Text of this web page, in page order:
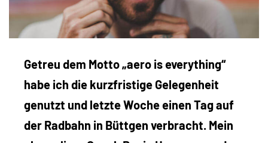
Getreu dem Motto „aero is everything“
habe ich die kurzfristige Gelegenheit
genutzt und letzte Woche einen Tag auf
der Radbahn in Büttgen verbracht. Mein